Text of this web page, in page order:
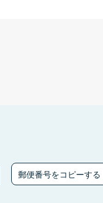
郵便番号をコピーする